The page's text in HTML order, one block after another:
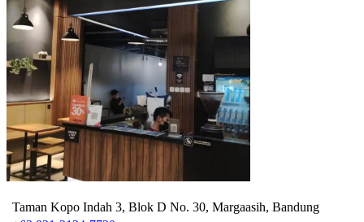
Taman Kopo Indah 3, Blok D No. 30, Margaasih, Bandung